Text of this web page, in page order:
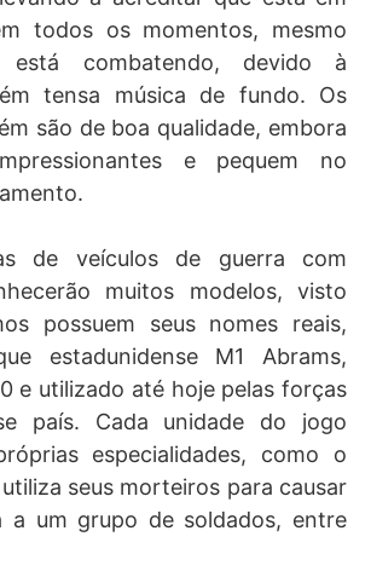
todos os momentos, mesmo
está combatendo, devido à
tensa música de fundo. Os
são de boa qualidade, embora
e pequem no
de veículos de guerra com
muitos modelos, visto
possuem seus nomes reais,
estadunidense M1 Abrams,
e utilizado até hoje pelas forças
país. Cada unidade do jogo
especialidades, como o
seus morteiros para causar
a um grupo de soldados, entre